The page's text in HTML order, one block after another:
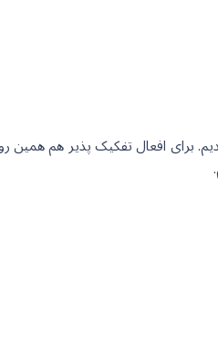
برای افعال تفکیک پذیر هم همین